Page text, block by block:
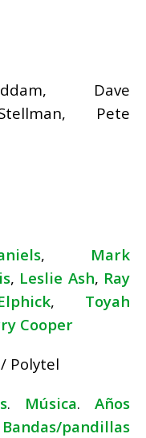
Dave
Pete
,
Mark
, Leslie Ash, Ray
,
Toyah
Cooper
Polytel
. Música. Años
Bandas/pandillas